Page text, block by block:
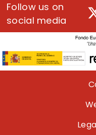
Follow us on
social media
Pie de página